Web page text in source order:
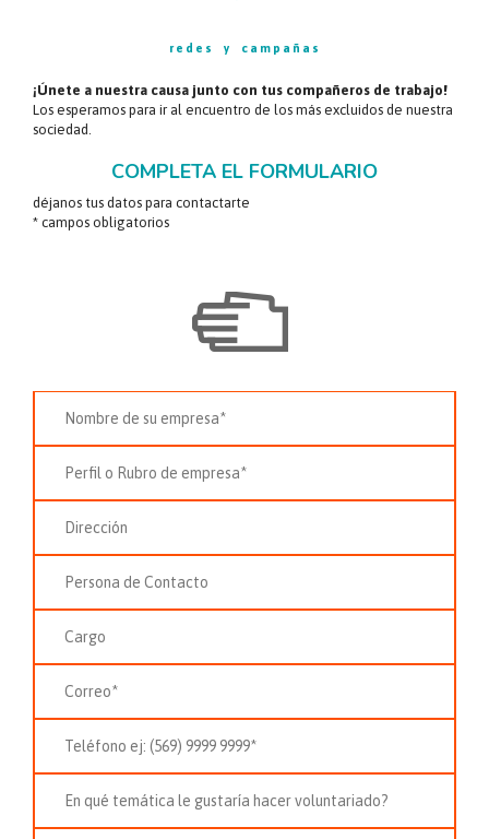
redes y campañas
¡Únete a nuestra causa junto con tus compañeros de trabajo!
Los esperamos para ir al encuentro de los más excluidos de nuestra
sociedad.
COMPLETA EL FORMULARIO
déjanos tus datos para contactarte
* campos obligatorios